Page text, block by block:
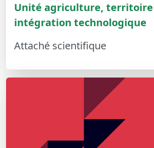
Unité agriculture,
intégration technologique
Attaché scientifique